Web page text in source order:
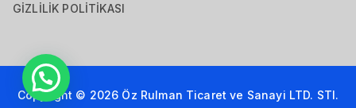
GİZLİLİK POLİTİKASI
Copyright © 2026 Öz Rulman Ticaret ve Sanayi LTD. STI.